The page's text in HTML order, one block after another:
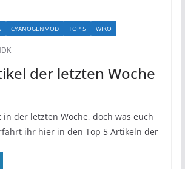
CYANOGENMOD TOP 5 WIKO
der letzten Woche
in der letzten Woche, doch was euch
ihr hier in den Top 5 Artikeln der